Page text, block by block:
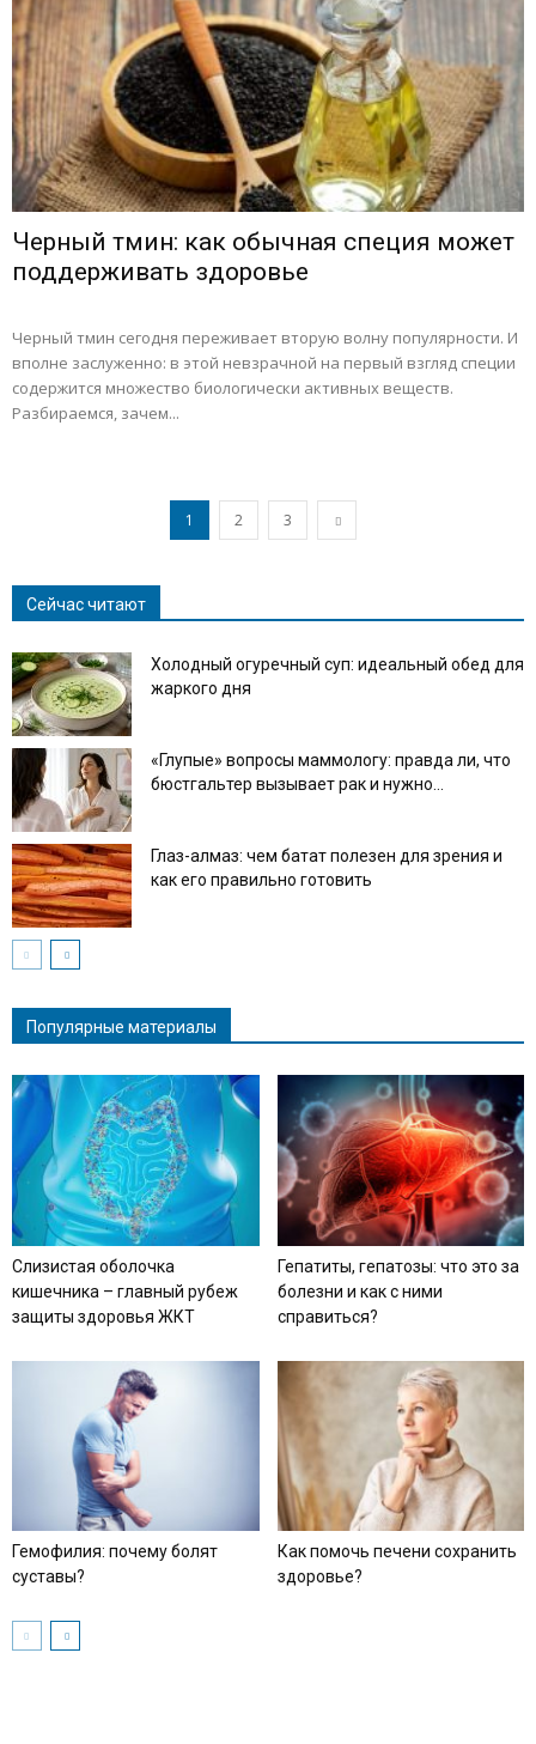
Черный тмин: как обычная специя может
поддерживать здоровье
Черный тмин сегодня переживает вторую волну популярности. И
вполне заслуженно: в этой невзрачной на первый взгляд специи
содержится множество биологически активных веществ.
Разбираемся, зачем...
1 2 3
Сейчас читают
Холодный огуречный суп: идеальный обед для
жаркого дня
«Глупые» вопросы маммологу: правда ли, что
бюстгальтер вызывает рак и нужно...
Глаз-алмаз: чем батат полезен для зрения и
как его правильно готовить
Популярные материалы
Слизистая оболочка
кишечника – главный рубеж
защиты здоровья ЖКТ
Гепатиты, гепатозы: что это за
болезни и как с ними
справиться?
Гемофилия: почему болят
суставы?
Как помочь печени сохранить
здоровье?